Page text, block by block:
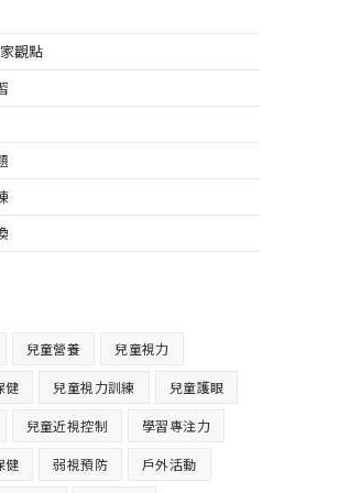
觀點
兒童營養 兒童視力
健 兒童視力訓練 兒童護眼
兒童近視控制 學習專注力
健 弱視預防 戶外活動